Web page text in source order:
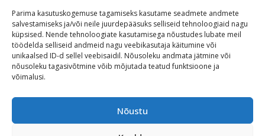
Parima kasutuskogemuse tagamiseks kasutame seadmete andmete
salvestamiseks ja/või neile juurdepääsuks selliseid tehnoloogiaid nagu
küpsised. Nende tehnoloogiate kasutamisega nõustudes lubate meil
töödelda selliseid andmeid nagu veebikasutaja käitumine või
unikaalsed ID-d sellel veebisaidil. Nõusoleku andmata jätmine või
nõusoleku tagasivõtmine võib mõjutada teatud funktsioone ja
võimalusi.
Nõustu
Maitseelamused
Vaatamisväärsused
Visit Tallinn
Turismiprofessionaalile